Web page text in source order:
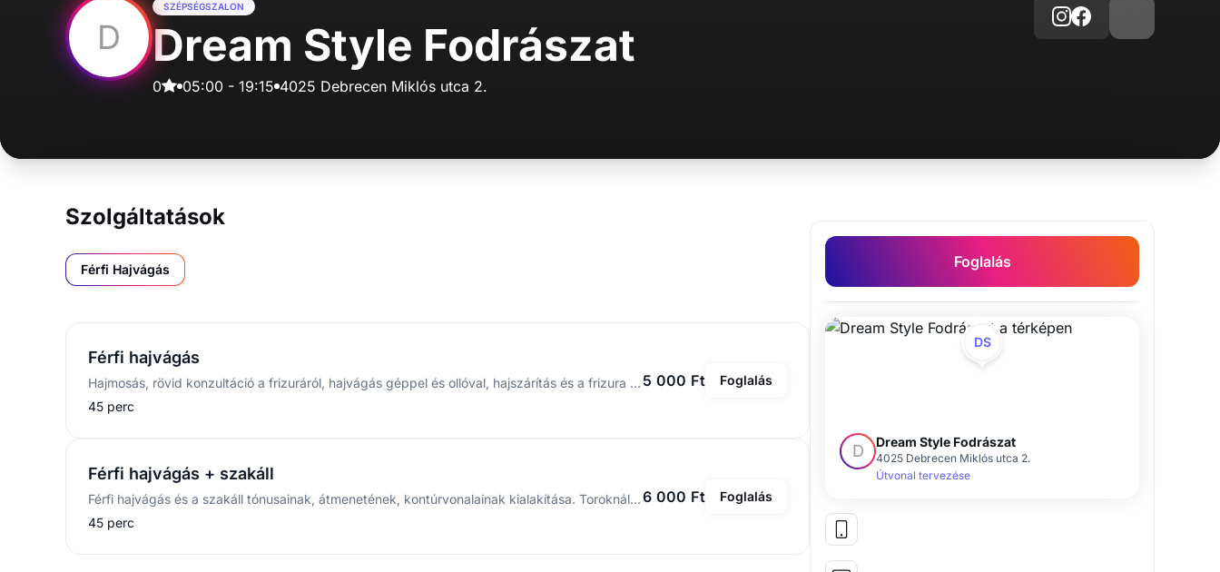
D
SZÉPSÉGSZALON
Dream Style Fodrászat
0 05:00- 19:15 4025 Debrecen Miklós utca 2.
Szolgáltatások
Férfi Hajvágás
Férfi hajvágás
Hajmosás, rövid konzultáció a frizuráról, hajvágás géppel és ollóval, hajszárítás és a frizura beállítása fixálókkal.
45 perc
5 000 Ft Foglalás
Férfi hajvágás + szakáll
Férfi hajvágás és a szakáll tónusainak, átmenetének, kontúrvonalainak kialakítása. Toroknál csak trimmelővel, precíz vonal létrehozása, nem nyeles borotvával, de a felső kontúrvonalak kialakítása azzal történik.
45 perc
6 000 Ft Foglalás
Foglalás
DS
D Dream Style Fodrászat
4025 Debrecen Miklós utca 2.
Útvonal tervezése